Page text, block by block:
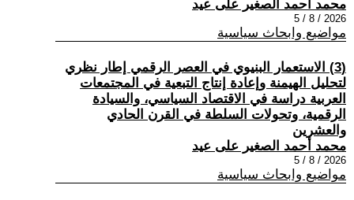
محمد أحمد الصغير على عيد
2026 / 8 / 5
مواضيع وابحاث سياسية
(3) الاستعمار البنيوي في العصر الرقمي إطار نظري
لتحليل الهيمنة وإعادة إنتاج التبعية في المجتمعات
العربية دراسة في الاقتصاد السياسي، والسيادة
الرقمية، وتحولات السلطة في القرن الحادي
والعشرين
محمد أحمد الصغير على عيد
2026 / 8 / 5
مواضيع وابحاث سياسية